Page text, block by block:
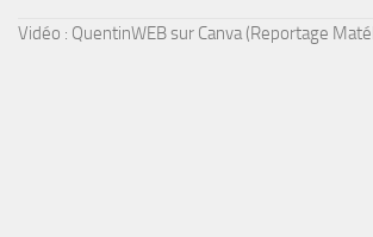
Vidéo : QuentinWEB sur Canva (Reportage